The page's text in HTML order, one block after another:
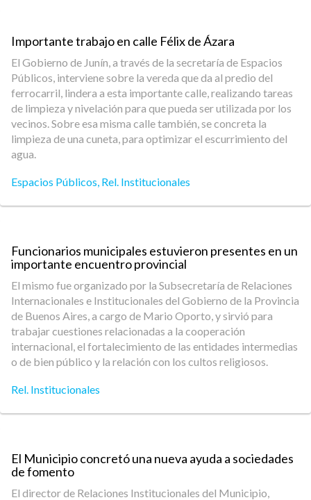
Importante trabajo en calle Félix de Ázara
El Gobierno de Junín, a través de la secretaría de Espacios
Públicos, interviene sobre la vereda que da al predio del
ferrocarril, lindera a esta importante calle, realizando tareas
de limpieza y nivelación para que pueda ser utilizada por los
vecinos. Sobre esa misma calle también, se concreta la
limpieza de una cuneta, para optimizar el escurrimiento del
agua.
Espacios Públicos, Rel. Institucionales
Funcionarios municipales estuvieron presentes en un
importante encuentro provincial
El mismo fue organizado por la Subsecretaría de Relaciones
Internacionales e Institucionales del Gobierno de la Provincia
de Buenos Aires, a cargo de Mario Oporto, y sirvió para
trabajar cuestiones relacionadas a la cooperación
internacional, el fortalecimiento de las entidades intermedias
o de bien público y la relación con los cultos religiosos.
Rel. Institucionales
El Municipio concretó una nueva ayuda a sociedades
de fomento
El director de Relaciones Institucionales del Municipio,